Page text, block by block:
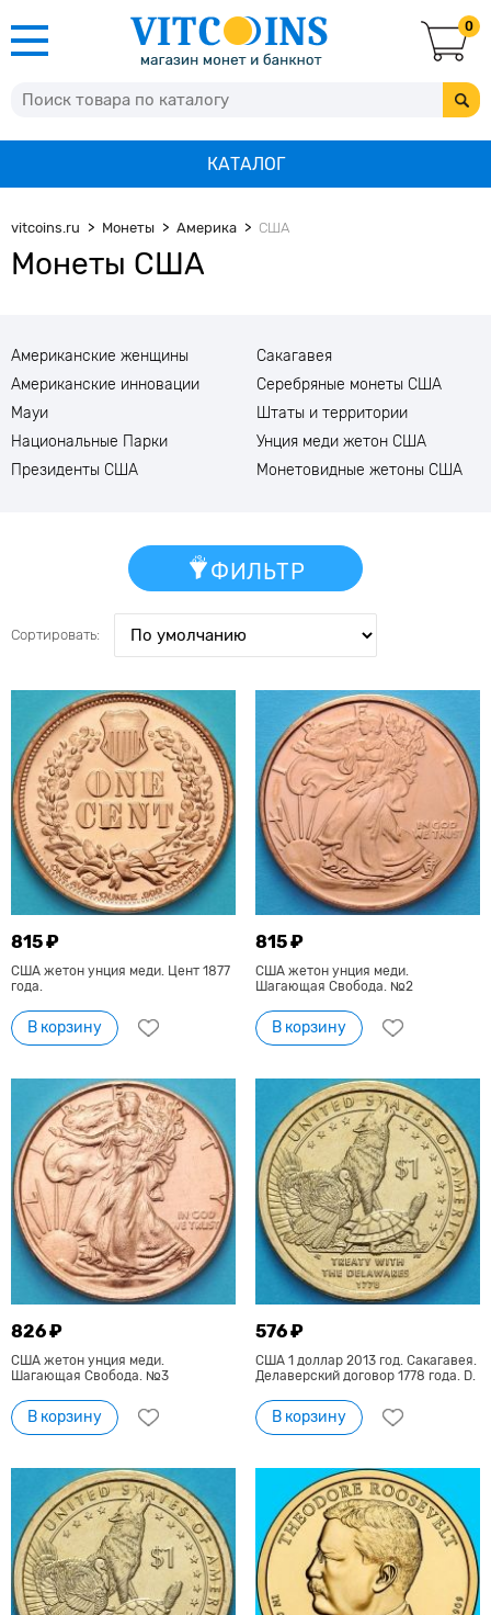
0
КАТАЛОГ
vitcoins.ru Монеты Америка США
Монеты США
Американские женщины
Американские инновации
Мауи
Национальные Парки
Президенты США
Сакагавея
Серебряные монеты США
Штаты и территории
Унция меди жетон США
Монетовидные жетоны США
ФИЛЬТР
Сортировать:
815 ₽
США жетон унция меди. Цент 1877
года.
В корзину
815 ₽
США жетон унция меди.
Шагающая Свобода. №2
В корзину
826 ₽
США жетон унция меди.
Шагающая Свобода. №3
В корзину
576 ₽
США 1 доллар 2013 год. Сакагавея.
Делаверский договор 1778 года. D.
В корзину